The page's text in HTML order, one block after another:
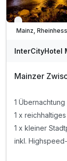
Verfügbar bis
Mainz,
InterCityHotel
Mainzer
1 Übernachtung
1 x
1 x kleiner
inkl.